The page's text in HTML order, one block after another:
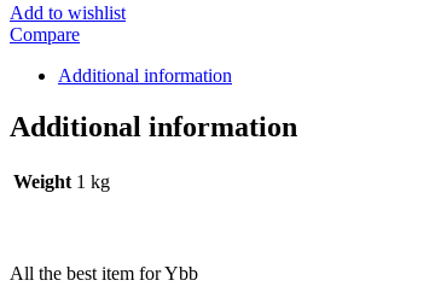
Add to wishlist
Compare
Additional information
Additional information
Weight 1 kg
All the best item for Ybb